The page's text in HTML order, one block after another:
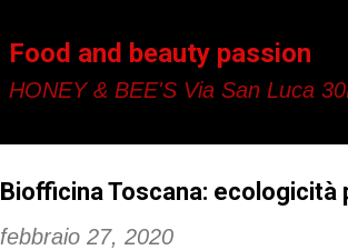
Food and beauty passion
HONEY & BEE'S Via San Luca
Biofficina Toscana:
febbraio 27, 2020